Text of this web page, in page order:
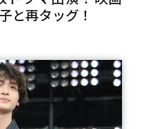
と再タッグ！